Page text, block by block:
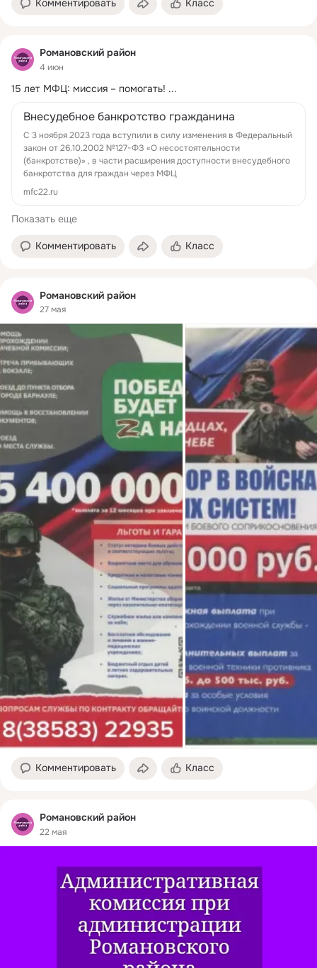
Комментировать Класс
Романовский район
4 июн
15 лет МФЦ: миссия – помогать! ...
Внесудебное банкротство гражданина
С 3 ноября 2023 года вступили в силу изменения в Федеральный
закон от 26.10.2002 №127-ФЗ «О несостоятельности
(банкротстве)» , в части расширения доступности внесудебного
банкротства для граждан через МФЦ
mfc22.ru
Показать еще
Комментировать Класс
Романовский район
27 мая
Комментировать Класс
Романовский район
22 мая